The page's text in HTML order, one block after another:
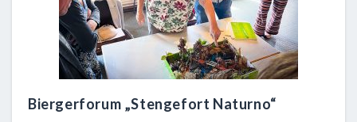
Biergerforum „Stengefort Naturno“